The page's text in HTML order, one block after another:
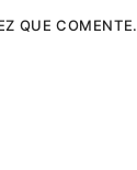
QUE COMENTE.